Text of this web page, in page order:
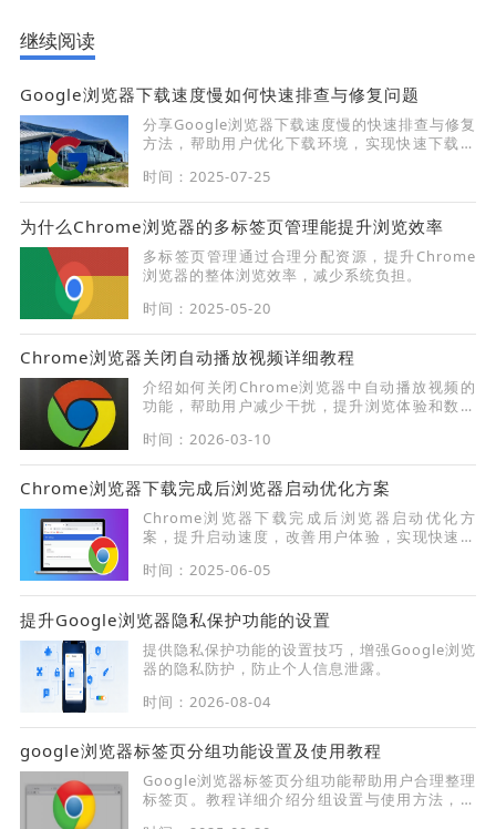
继续阅读
Google浏览器下载速度慢如何快速排查与修复问题
分享Google浏览器下载速度慢的快速排查与修复
方法，帮助用户优化下载环境，实现快速下载安
时间：2025-07-25
为什么Chrome浏览器的多标签页管理能提升浏览效率
多标签页管理通过合理分配资源，提升Chrome
浏览器的整体浏览效率，减少系统负担。
时间：2025-05-20
Chrome浏览器关闭自动播放视频详细教程
介绍如何关闭Chrome浏览器中自动播放视频的
功能，帮助用户减少干扰，提升浏览体验和数据
时间：2026-03-10
Chrome浏览器下载完成后浏览器启动优化方案
Chrome浏览器下载完成后浏览器启动优化方
案，提升启动速度，改善用户体验，实现快速高
时间：2025-06-05
提升Google浏览器隐私保护功能的设置
提供隐私保护功能的设置技巧，增强Google浏览
器的隐私防护，防止个人信息泄露。
时间：2026-08-04
google浏览器标签页分组功能设置及使用教程
Google浏览器标签页分组功能帮助用户合理整理
标签页。教程详细介绍分组设置与使用方法，提